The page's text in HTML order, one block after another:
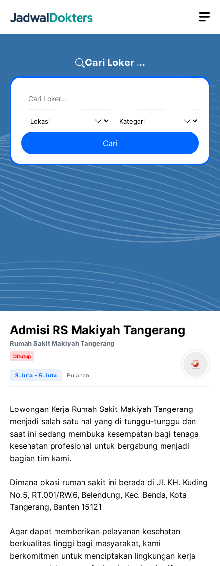
Cari Loker ...
Cari
Admisi RS Makiyah Tangerang
Rumah Sakit Makiyah Tangerang
Ditutup
3 Juta - 5 Juta Bulanan
Lowongan Kerja Rumah Sakit Makiyah Tangerang
menjadi salah satu hal yang di tunggu-tunggu dan
saat ini sedang membuka kesempatan bagi tenaga
kesehatan profesional untuk bergabung menjadi
bagian tim kami.
Dimana okasi rumah sakit ini berada di Jl. KH. Kuding
No.5, RT.001/RW.6, Belendung, Kec. Benda, Kota
Tangerang, Banten 15121
Agar dapat memberikan pelayanan kesehatan
berkualitas tinggi bagi masyarakat, kami
berkomitmen untuk menciptakan lingkungan kerja